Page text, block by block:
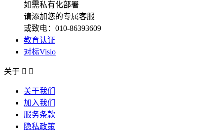
如需私有化部署
请添加您的专属客服
或致电：010-86393609
教育认证
对标Visio
关于  
关于我们
加入我们
服务条款
隐私政策